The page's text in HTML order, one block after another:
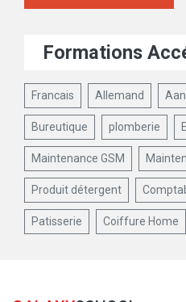
Formations
Francais Allemand
Bureutique plomberie
Maintenance GSM
Produit détergent
Patisserie Coiffure Home